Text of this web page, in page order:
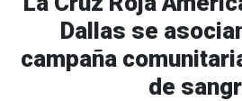
a
i
l
Dallas se
campaña
de